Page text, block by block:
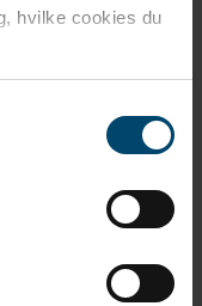
hvilke cookies du